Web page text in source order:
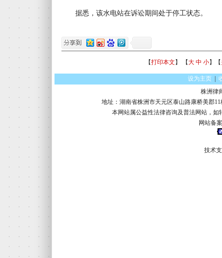
据悉，该水电站在诉讼期间处于停工状态。
【打印本文 】 【大 中 小】【
设为主页
株洲律
地址：湖南省株洲市天元区泰山路康桥美郡11
本网站属公益性法律咨询及普法网站，
网站备
技术